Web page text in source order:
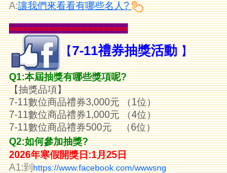
A:讓我們來看看有哪些名人?
======================
【7-11禮券抽獎活動 】
Q1:本屆抽獎有哪些獎項呢?
【抽獎品項】
7-11數位商品禮券3,000元 （1位）
7-11數位商品禮券1,000元 （4位）
7-11數位商品禮券500元 （6位）
Q2:如何參加抽獎?
2026年寒假開獎日:1月25日
A1:到https://www.facebook.com/wwwsng